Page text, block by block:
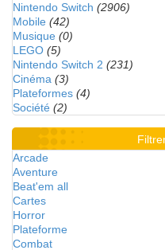
Nintendo Switch (2906)
Mobile (42)
Musique (0)
LEGO (5)
Nintendo Switch 2 (231)
Cinéma (3)
Plateformes (4)
Société (2)
Arcade
Aventure
Beat'em all
Cartes
Horror
Plateforme
Combat